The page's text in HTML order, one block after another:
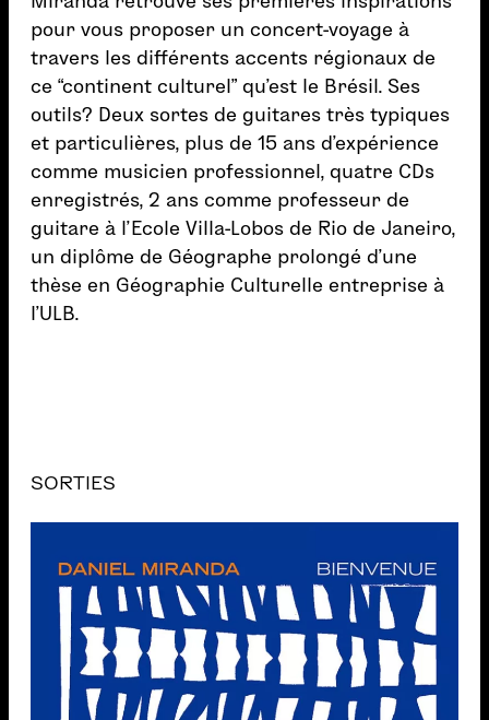
pour vous proposer un concert-voyage à
travers les différents accents régionaux de
ce “continent culturel” qu’est le Brésil. Ses
outils? Deux sortes de guitares très typiques
et particulières, plus de 15 ans d’expérience
comme musicien professionnel, quatre CDs
enregistrés, 2 ans comme professeur de
guitare à l’Ecole Villa-Lobos de Rio de Janeiro,
un diplôme de Géographe prolongé d’une
thèse en Géographie Culturelle entreprise à
l’ULB.
SORTIES